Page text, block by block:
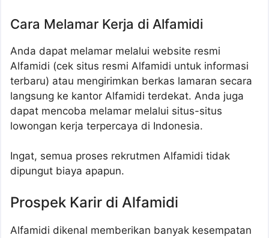
Cara Melamar Kerja di Alfamidi
Anda dapat melamar melalui website resmi
Alfamidi (cek situs resmi Alfamidi untuk informasi
terbaru) atau mengirimkan berkas lamaran secara
langsung ke kantor Alfamidi terdekat. Anda juga
dapat mencoba melamar melalui situs-situs
lowongan kerja terpercaya di Indonesia.
Ingat, semua proses rekrutmen Alfamidi tidak
dipungut biaya apapun.
Prospek Karir di Alfamidi
Alfamidi dikenal memberikan banyak kesempatan